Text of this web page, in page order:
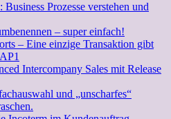
Prozesse verstehen und
– super einfach!
– Eine einzige Transaktion gibt
Intercompany Sales mit Release
und „unscharfes“